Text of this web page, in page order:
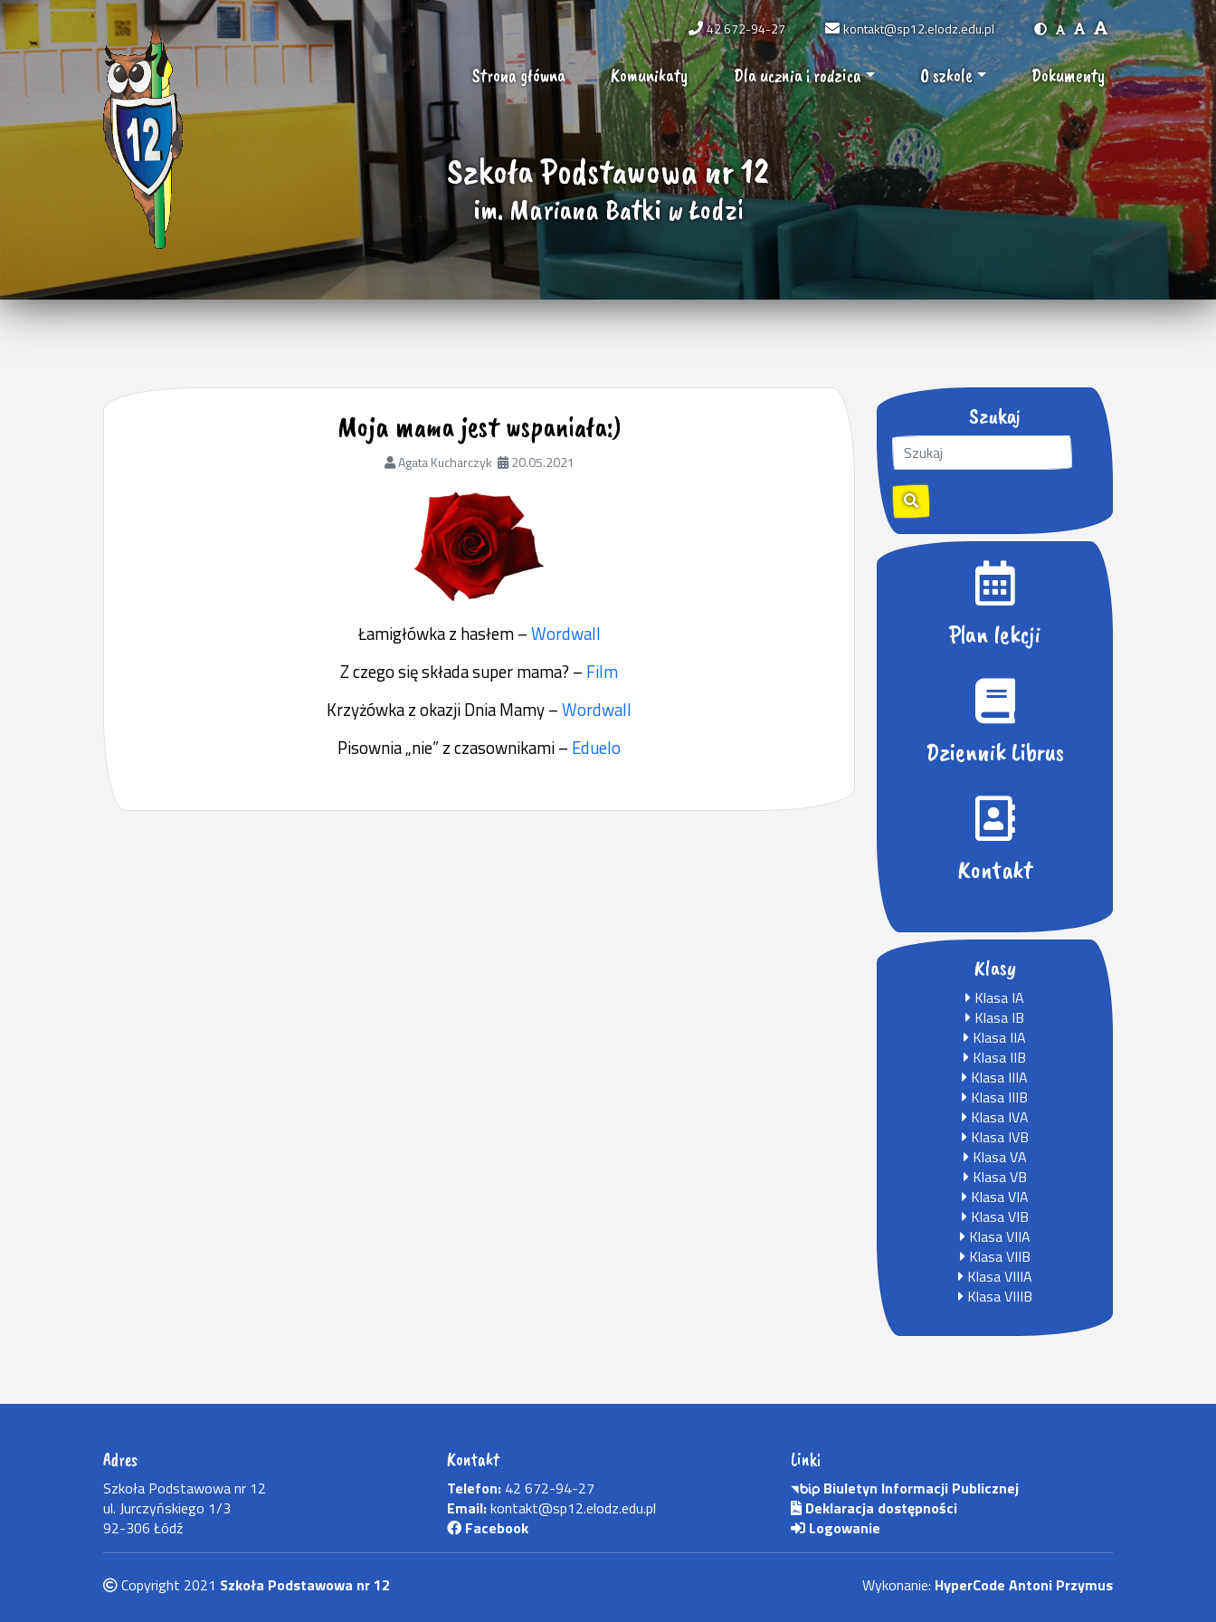
42 672-94-27 kontakt@sp12.elodz.edu.pl
Strona główna Komunikaty Dla ucznia i rodzica O szkole Dokumenty
Szkoła Podstawowa nr 12
im. Mariana Batki w Łodzi
Moja mama jest wspaniała:)
Agata Kucharczyk 20.05.2021
Łamigłówka z hasłem –Wordwall
Z czego się składa super mama? – Film
Krzyżówka z okazji Dnia Mamy –Wordwall
Pisownia „nie” z czasownikami – Eduelo
Szukaj
S
z
u
k
a
Plan lekcji
Dziennik Librus
Kontakt
Klasy
Klasa IA
Klasa IB
Klasa IIA
Klasa IIB
Klasa IIIA
Klasa IIIB
Klasa IVA
Klasa IVB
Klasa VA
Klasa VB
Klasa VIA
Klasa VIB
Klasa VIIA
Klasa VIIB
Klasa VIIIA
Klasa VIIIB
Adres
Szkoła Podstawowa nr 12
ul. Jurczyńskiego 1/3
92-306 Łódź
Kontakt
Telefon: 42 672-94-27
Email:kontakt@sp12.elodz.edu.pl
Facebook
Linki
Biuletyn Informacji Publicznej
Deklaracja dostępności
Logowanie
Copyright 2021 Szkoła Podstawowa nr 12 Wykonanie: HyperCode Antoni Przymus